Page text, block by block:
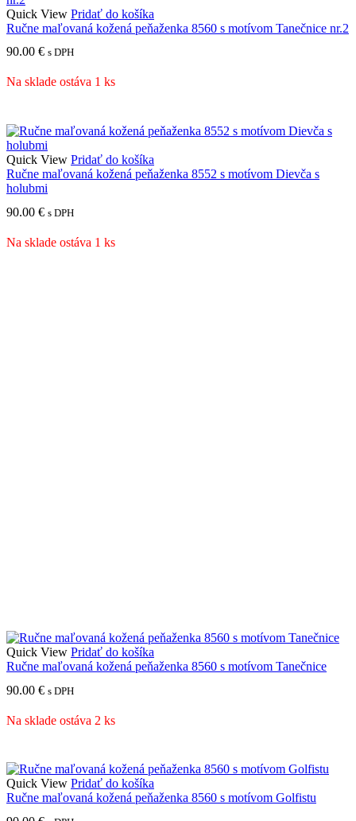
Quick View Pridať do košíka
Ručne maľovaná kožená peňaženka 8560 s motívom Tanečnice nr.2
90.00 € s DPH
Na sklade ostáva 1 ks
Quick View Pridať do košíka
Ručne maľovaná kožená peňaženka 8552 s motívom Dievča s
holubmi
90.00 € s DPH
Na sklade ostáva 1 ks
Quick View Pridať do košíka
Ručne maľovaná kožená peňaženka 8560 s motívom Tanečnice
90.00 € s DPH
Na sklade ostáva 2 ks
Quick View Pridať do košíka
Ručne maľovaná kožená peňaženka 8560 s motívom Golfistu